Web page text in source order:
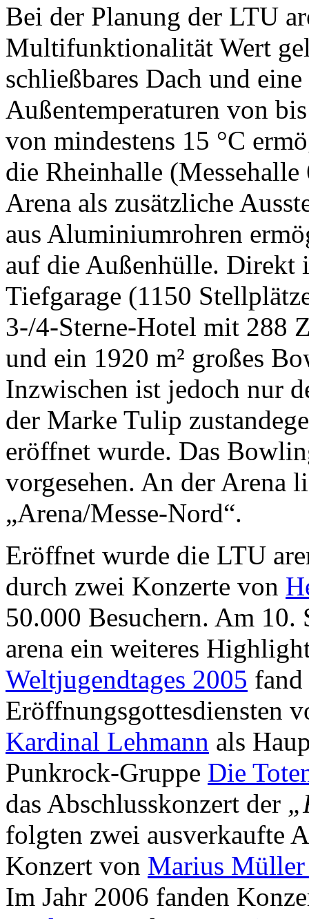
Bei der Planung der LTU
Multifunktionalität Wert
schließbares Dach und
Außentemperaturen von
von mindestens 15 °C
die Rheinhalle
Arena als zusätzliche
aus Aluminiumrohren
auf die Außenhülle. Direkt
Tiefgarage (1150
3-/4-Sterne-Hotel mit 288
und ein 1920 m² großes
Inzwischen ist jedoch nur
der Marke Tulip
eröffnet wurde. Das
vorgesehen. An der Arena
„Arena/Messe-Nord“.
Eröffnet wurde die LTU
durch zwei Konzerte von
50.000 Besuchern. Am 10.
arena ein weiteres
Weltjugendtages 2005
Eröffnungsgottesdiensten
Kardinal Lehmann als
Punkrock-Gruppe Die
das Abschlusskonzert der
folgten zwei ausverkaufte
Konzert von Marius Müller
Im Jahr 2006 fanden